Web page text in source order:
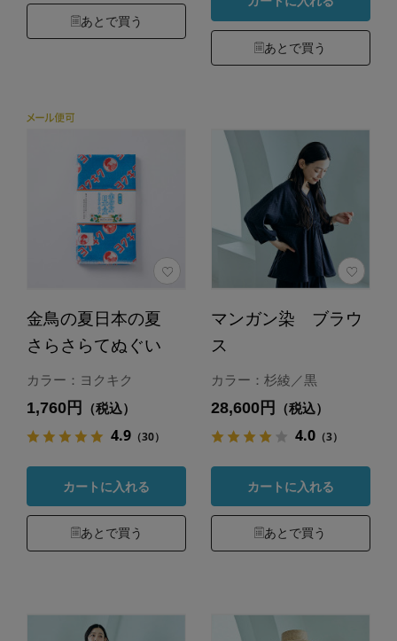
あとで買う
あとで買う
金鳥の夏日本の夏
さらさらてぬぐい
カラー：ヨクキク
1,760円 （税込）
4.9（30）
カートに入れる
あとで買う
マンガン染 ブラウ
ス
カラー：杉綾／黒
28,600円 （税込）
4.0（3）
カートに入れる
あとで買う